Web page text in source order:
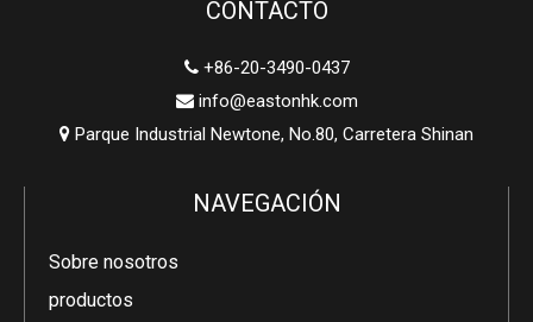
CONTACTO
+86-20-3490-0437
 info@eastonhk.com
 Parque Industrial Newtone, No.80, Carretera Shinan
NAVEGACIÓN
Sobre nosotros
productos